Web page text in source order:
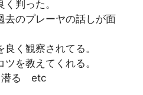
く判った。
のプレーヤの話しが面
く観察されてる。
を教えてくれる。
潜る etc